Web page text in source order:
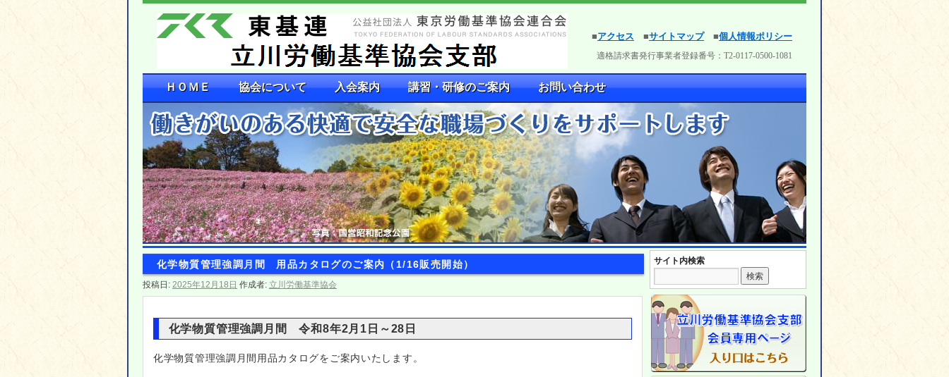
■アクセス ■サイトマップ■個人情報ポリシー
適格請求書発行事業者登録番号：T2-0117-0500-1081
ＨＯＭＥ 協会について 入会案内 講習・研修のご案内 お問い合わせ
化学物質管理強調月間 用品カタログのご案内（1/16販売開始）
投稿日: 2025年12月18日 作成者: 立川労働基準協会
化学物質管理強調月間 令和8年2月1日～28日
化学物質管理強調月間用品カタログをご案内いたします。
サイト内検索